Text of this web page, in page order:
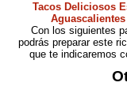
Tacos Deliciosos
Aguascalientes
Con los siguientes
podrás preparar este
que te indicaremos